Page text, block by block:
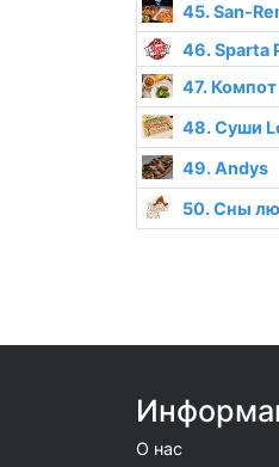
45. San-
46. Sparta
47. Компот
48. Суши
49. Andys
50. Сны
О нас